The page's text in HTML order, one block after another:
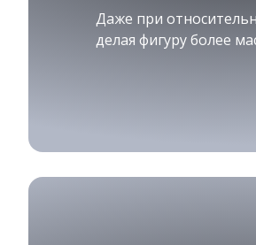
Даже при
делая фигуру более